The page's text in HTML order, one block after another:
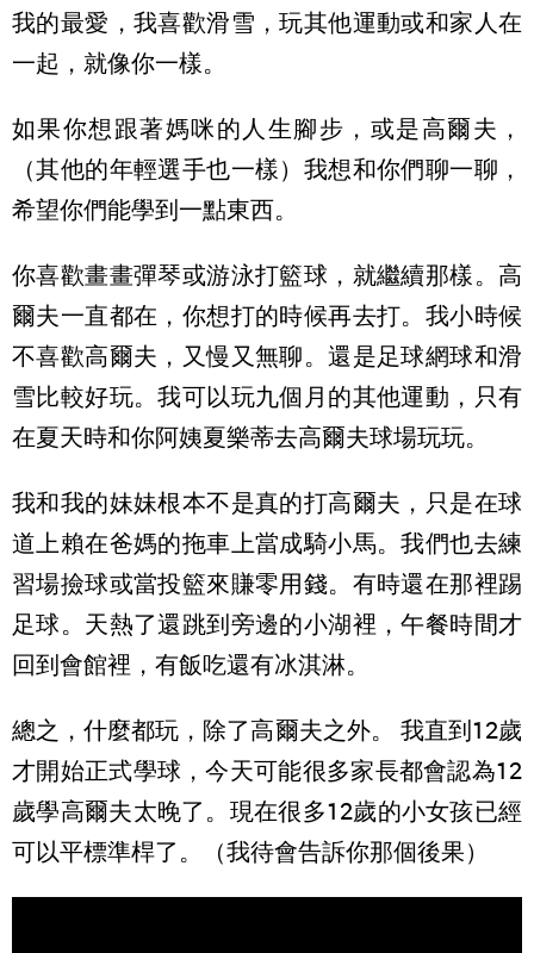
我的最愛，我喜歡滑雪，玩其他運動或和家人在
一起，就像你一樣。
如果你想跟著媽咪的人生腳步，或是高爾夫，
（其他的年輕選手也一樣）我想和你們聊一聊，
希望你們能學到一點東西。
你喜歡畫畫彈琴或游泳打籃球，就繼續那樣。高
爾夫一直都在，你想打的時候再去打。我小時候
不喜歡高爾夫，又慢又無聊。還是足球網球和滑
雪比較好玩。我可以玩九個月的其他運動，只有
在夏天時和你阿姨夏樂蒂去高爾夫球場玩玩。
我和我的妹妹根本不是真的打高爾夫，只是在球
道上賴在爸媽的拖車上當成騎小馬。我們也去練
習場撿球或當投籃來賺零用錢。有時還在那裡踢
足球。天熱了還跳到旁邊的小湖裡，午餐時間才
回到會館裡，有飯吃還有冰淇淋。
總之，什麼都玩，除了高爾夫之外。 我直到12歲
才開始正式學球，今天可能很多家長都會認為12
歲學高爾夫太晚了。現在很多12歲的小女孩已經
可以平標準桿了。（我待會告訴你那個後果）